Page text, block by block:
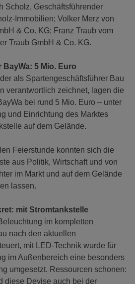
Scholz, Geschäftsführender
Immobilien; Volker Merz von
& Co. KG; Franz Traub vom
Traub GmbH & Co. KG.
5 Mio. Euro
als Spartengeschäftsführer Bau
verantwortlich zeichnet, lagen die
bei rund 5 Mio. Euro – unter
und Einrichtung des Marktes
auf dem Gelände.
Feierstunde konnten sich die
aus Politik, Wirtschaft und von
im Markt und auf dem Gelände
lassen.
mit Stromtankstelle
im kompletten
nach den aktuellen
mit LED-Technik wurde für
im Außenbereich eine besonders
umgesetzt. Ressourcen schonen:
diese Devise auch bei der